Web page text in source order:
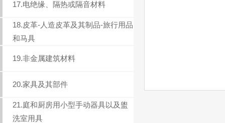
17.电绝缘、隔热或隔音材料
18.皮革-人造皮革及其制品-旅行用品
和马具
19.非金属建筑材料
20.家具及其部件
21.庭和厨房用小型手动器具以及盥
洗室用具